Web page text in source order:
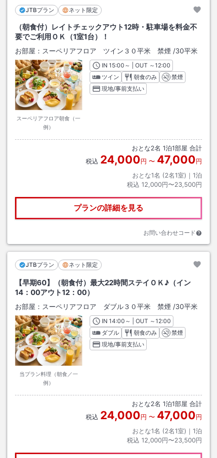
JTBプラン ネット限定
（朝食付）レイトチェックアウト12時・駐車場を料金不
要でご利用ＯＫ（1室1台）！
お部屋： スーペリアフロア ツイン３０平米 禁煙 /30平米
スーペリアフロア朝食（一
例）
INチェックイン
15:00 ～ | OUT チェックアウト
～12:00
ツイン
朝食のみ
禁煙
現地/事前支払い
おとな2名 1泊1部屋 合計
税込 24,000円 〜 47,000円
おとな1名 (2名1室)｜ 1泊
税込 12,000円〜23,500円
プランの詳細を見る
お問い合わせコード
JTBプラン ネット限定
【早期60】（朝食付）最大22時間ステイＯＫ♪（イン
14：00アウト12：00）
お部屋： スーペリアフロア ダブル３０平米 禁煙 /30平米
当プラン料理（朝食／一
例）
INチェックイン
14:00 ～ | OUT チェックアウト
～12:00
ダブル
朝食のみ
禁煙
現地/事前支払い
おとな2名 1泊1部屋 合計
税込 24,000円 〜 47,000円
おとな1名 (2名1室)｜ 1泊
税込 12,000円〜23,500円